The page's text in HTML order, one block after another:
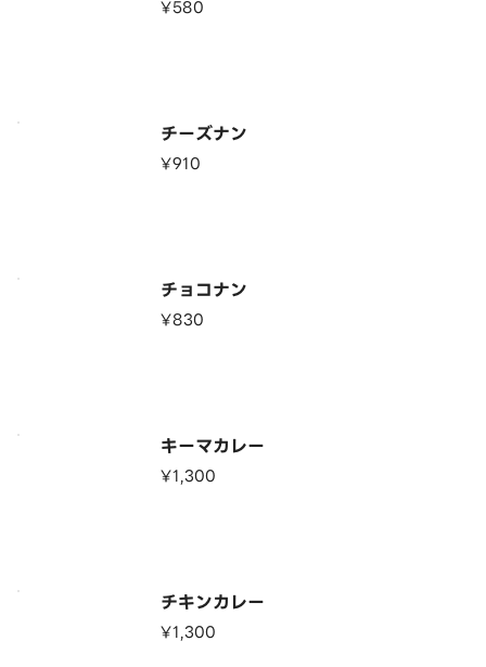
¥580
チーズナン
¥910
チョコナン
¥830
キーマカレー
¥1,300
チキンカレー
¥1,300